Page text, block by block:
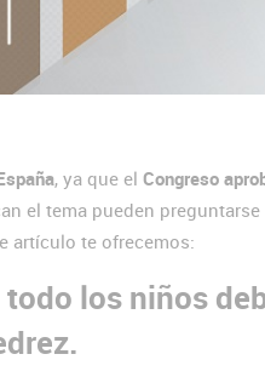
, ya que el Congreso
el tema pueden preguntarse
artículo te ofrecemos:
los niños